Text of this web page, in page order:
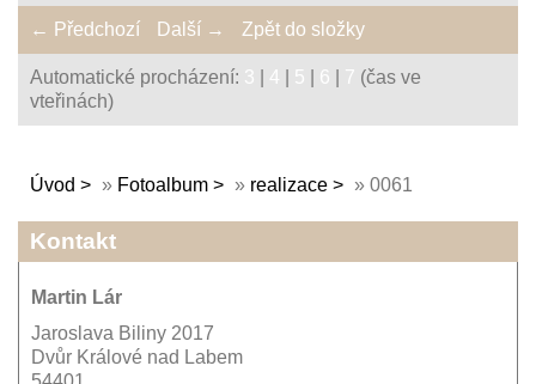
← Předchozí Další → Zpět do složky
Automatické procházení: 3 4 5 6 7 (čas ve
vteřinách)
Úvod » Fotoalbum » realizace » 0061
Kontakt
Martin Lár
Jaroslava Biliny 2017
Dvůr Králové nad Labem